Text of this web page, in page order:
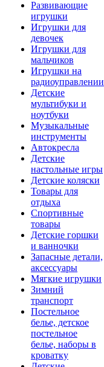
Развивающие
игрушки
Игрушки для
девочек
Игрушки для
мальчиков
Игрушки на
радиоуправлении
Детские
мультибуки и
ноутбуки
Музыкальные
инструменты
Автокресла
Детские
настольные игры
Детские коляски
Товары для
отдыха
Спортивные
товары
Детские горшки
и ванночки
Запасные детали,
аксессуары
Мягкие игрушки
Зимний
транспорт
Постельное
белье, детское
постельное
белье, наборы в
кроватку